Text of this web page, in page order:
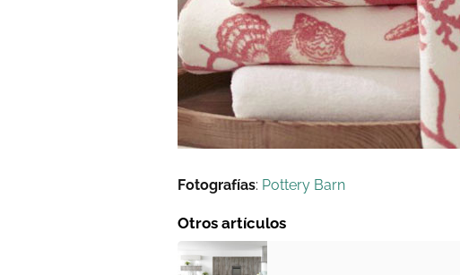
Fotografías: Pottery Barn
Otros artículos